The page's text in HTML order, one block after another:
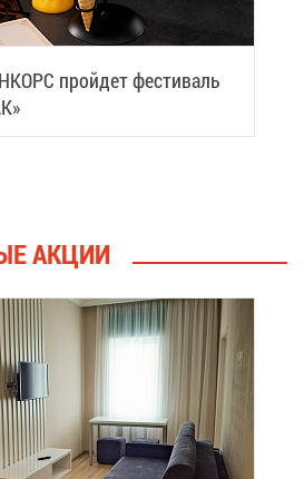
прой­дет фе­сти­валь
АК­ЦИИ